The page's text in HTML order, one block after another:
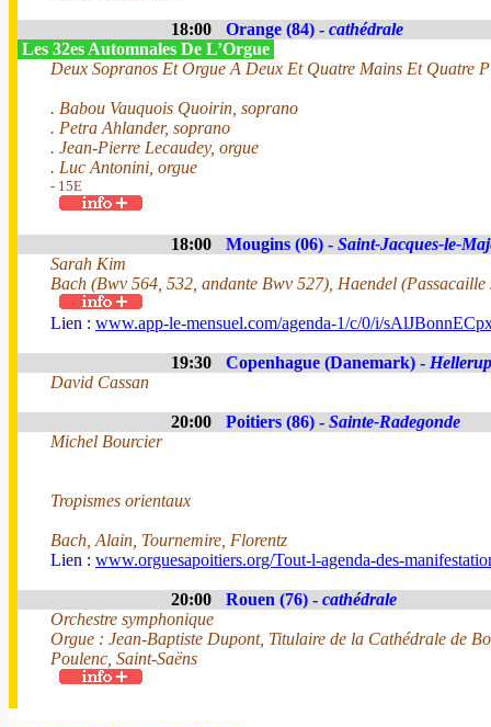
18:00 Orange (84) - cathédrale
Les 32es Automnales De L’Orgue
Deux Sopranos Et Orgue A Deux Et Quatre Mains Et Quatre
. Babou Vauquois Quoirin, soprano
. Petra Ahlander, soprano
. Jean-Pierre Lecaudey, orgue
. Luc Antonini, orgue
- 15E
18:00 Mougins (06) - Saint-Jacques-le-
Sarah Kim
Bach (Bwv 564, 532, andante Bwv 527), Haendel
Lien : www.app-le-mensuel.com/agenda-1/c/0/i/
19:30 Copenhague (Danemark) -
David Cassan
20:00 Poitiers (86) - Sainte-Radegonde
Michel Bourcier
Tropismes orientaux
Bach, Alain, Tournemire, Florentz
Lien : www.orguesapoitiers.org/Tout-l-agenda-des-
20:00 Rouen (76) - cathédrale
Orchestre symphonique
Orgue : Jean-Baptiste Dupont, Titulaire de la Cathédrale de
Poulenc, Saint-Saëns